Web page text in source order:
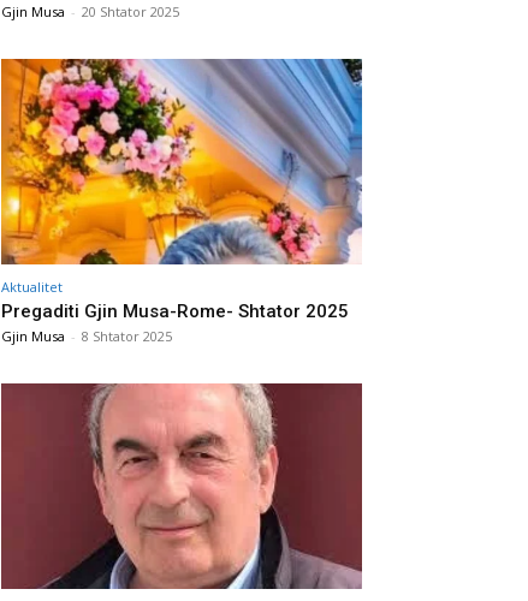
Gjin Musa - 20 Shtator 2025
Aktualitet
Pregaditi Gjin Musa-Rome- Shtator 2025
Gjin Musa - 8 Shtator 2025